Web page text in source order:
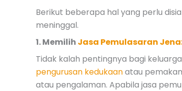
Berikut beberapa hal yang perlu
meninggal.
1. Memilih Jasa Pemulasaran
Tidak kalah pentingnya bagi
pengurusan kedukaanatau
atau pengalaman. Apabila jasa